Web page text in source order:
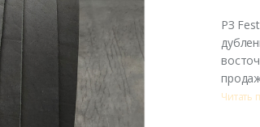
РЗ
Читать